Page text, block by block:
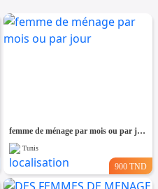
femme de ménage par mois ou par jour
Tunis
900 TND